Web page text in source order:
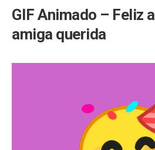
GIF Animado – Feliz
amiga querida